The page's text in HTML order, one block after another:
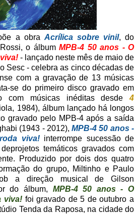
a obra Acrílica sobre vinil, do
o álbum MPB-4 50 anos - O
- lançado neste mês de maio de
Sesc - celebra as cinco décadas de
com a gravação de 13 músicas
se do primeiro disco gravado em
com músicas inéditas desde4
1984), álbum lançado há longos
gravado pelo MPB-4 após a saída
(1943 - 2012),MPB-4 50 anos -
viva!interrompe sucessão de
temáticos gravados com
Produzido por dois dos quatro
do grupo, Miltinho e Paulo
a direção musical de Gilson
do álbum, MPB-4 50 anos - O
viva!foi gravado de 5 de outubro a
Tenda da Raposa, na cidade do